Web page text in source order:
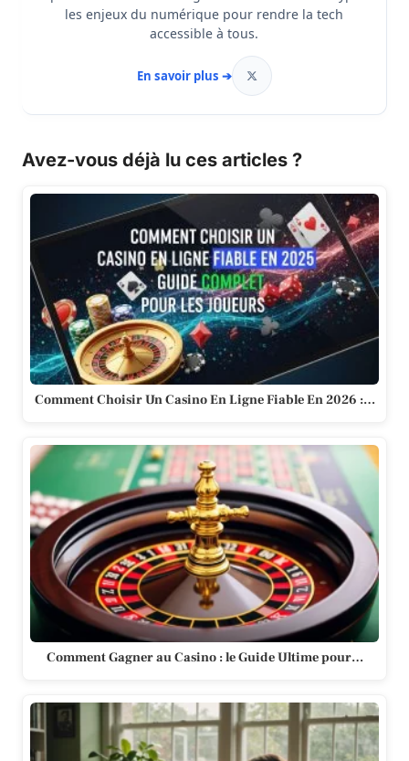
les enjeux du numérique pour rendre la tech
accessible à tous.
En savoir plus ➔
Avez-vous déjà lu ces articles ?
Comment Choisir Un Casino En Ligne Fiable En 2026 :…
Comment Gagner au Casino : le Guide Ultime pour…